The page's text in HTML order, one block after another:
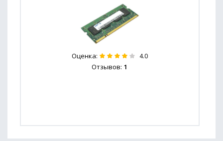
Оценка: 4.0
Отзывов: 1